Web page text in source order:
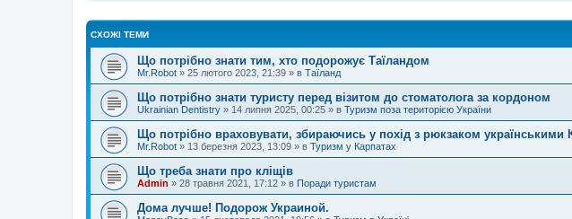
н
н
СХОЖІ ТЕМИ
Що потрібно знати тим, хто подорожує Таїландом
Mr.Robot » 25 лютого 2023, 21:39 » в Таїланд
Що потрібно знати туристу перед візитом до стоматолога за кордоном
Ukrainian Dentistry » 14 липня 2025, 00:25 » в Туризм поза територією України
Що потрібно враховувати, збираючись у похід з рюкзаком українськими
Mr.Robot » 13 березня 2023, 13:09 » в Туризм у Карпатах
Що треба знати про кліщів
Admin » 28 травня 2021, 17:12 » в Поради туристам
Дома лучше! Подорож Украиной.